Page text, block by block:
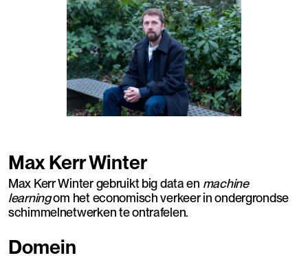
Max Kerr Winter
Max Kerr Winter gebruikt big data en machine
learningom het economisch verkeer in ondergrondse
schimmelnetwerken te ontrafelen.
Domein